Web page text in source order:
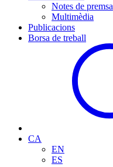
Notes de premsa
Multimèdia
Publicacions
Borsa de treball
CA
EN
ES